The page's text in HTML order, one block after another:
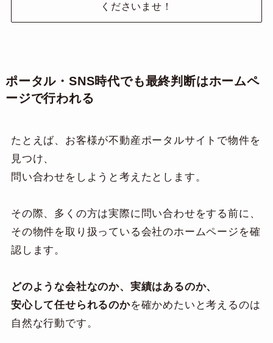
くださいませ！
ポータル・SNS時代でも最終判断はホームペ
ージで行われる
たとえば、お客様が不動産ポータルサイトで物件を
見つけ、
問い合わせをしようと考えたとします。
その際、多くの方は実際に問い合わせをする前に、
その物件を取り扱っている会社のホームページを確
認します。
どのような会社なのか、実績はあるのか、
安心して任せられるのかを確かめたいと考えるのは
自然な行動です。